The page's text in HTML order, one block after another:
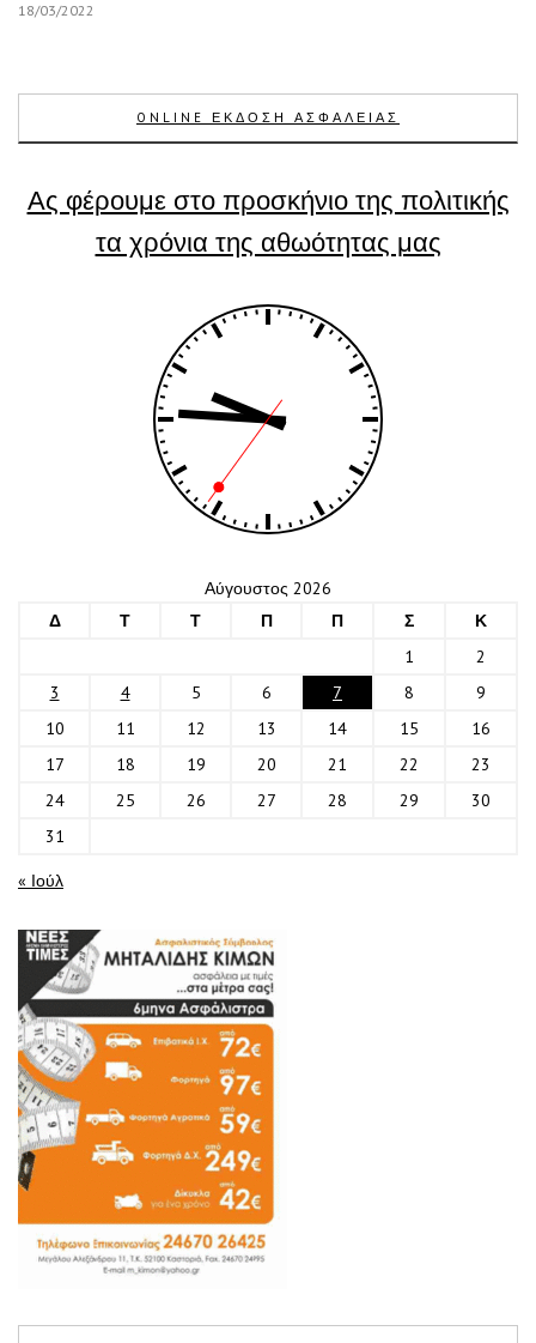
18/03/2022
ONLINE ΕΚΔΟΣΗ ΑΣΦΑΛΕΙΑΣ
Ας φέρουμε στο προσκήνιο της πολιτικής
τα χρόνια της αθωότητας μας
Αύγουστος 2026
Δ
Τ Τ Π Π Σ
Κ
1
2
3
4 5 6 7 8
9
10
11 12 13 14 15
16
17
18 19 20 21 22
23
24
25 26 27 28 29
30
31
« Ιούλ